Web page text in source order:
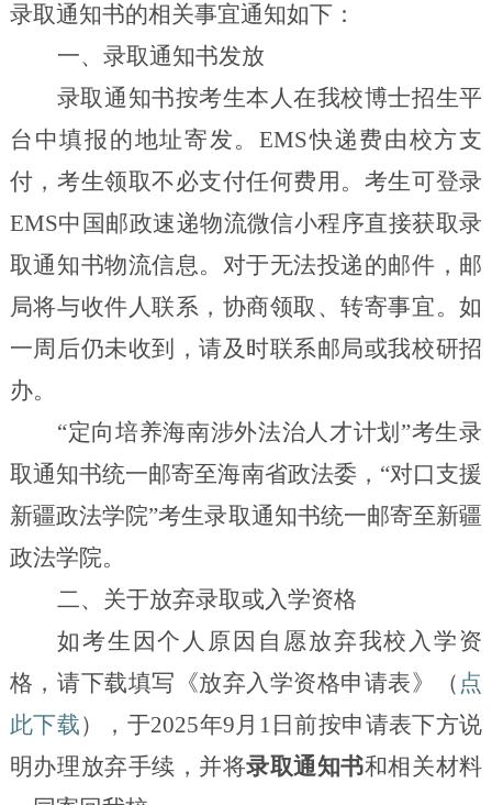
录取通知书的相关事宜通知如下：
一、录取通知书发放
录取通知书按考生本人在我校博士招生平
台中填报的地址寄发。EMS快递费由校方支
付，考生领取不必支付任何费用。考生可登录
EMS中国邮政速递物流微信小程序直接获取录
取通知书物流信息。对于无法投递的邮件，邮
局将与收件人联系，协商领取、转寄事宜。如
一周后仍未收到，请及时联系邮局或我校研招
办。
“定向培养海南涉外法治人才计划”考生录
取通知书统一邮寄至海南省政法委，“对口支援
新疆政法学院”考生录取通知书统一邮寄至新疆
政法学院。
二、关于放弃录取或入学资格
如考生因个人原因自愿放弃我校入学资
格，请下载填写《放弃入学资格申请表》（ 点
此下载），于2025年9月 1 日前按申请表下方说
明办理放弃手续，并将录取通知书和相关材料